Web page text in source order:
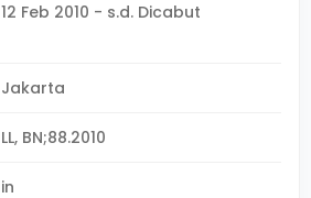
12 Feb 2010 - s.d. Dicabut
Jakarta
LL, BN;88.2010
in